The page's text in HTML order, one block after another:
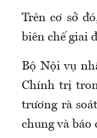
Trên cơ sở
biên chế giai
Bộ Nội vụ
Chính trị
trương rà
chung và báo